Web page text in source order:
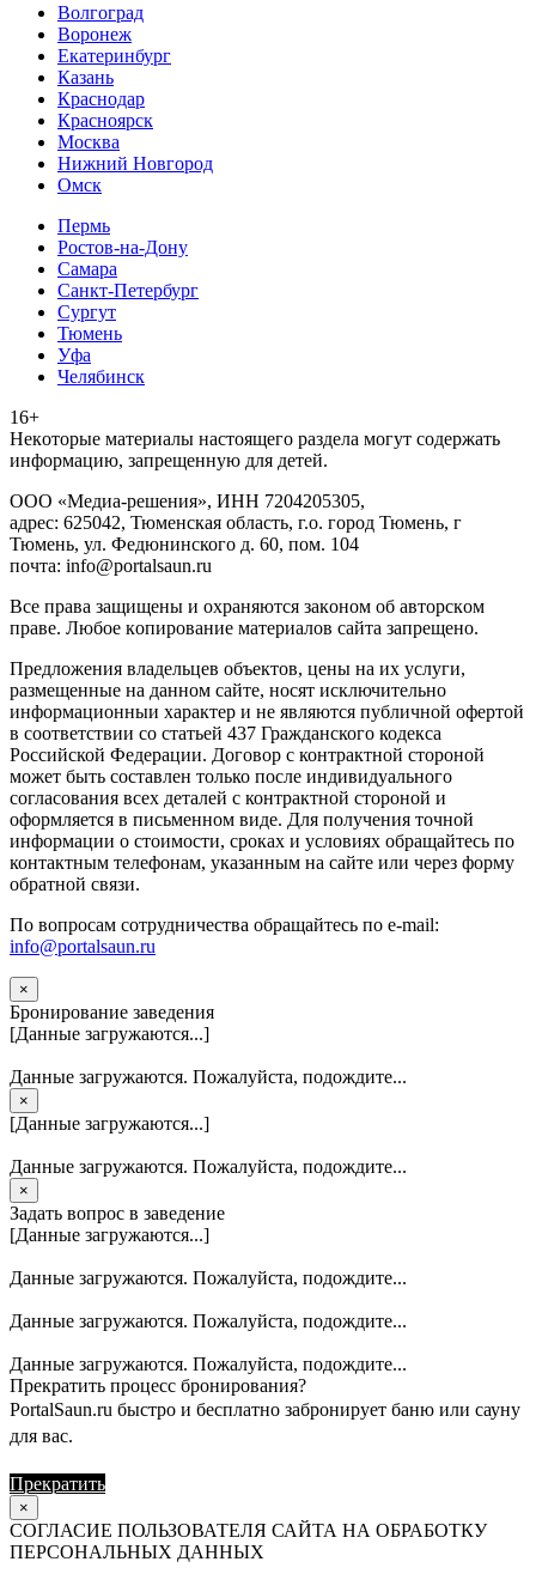
Волгоград
Воронеж
Екатеринбург
Казань
Краснодар
Красноярск
Москва
Нижний Новгород
Омск
Пермь
Ростов-на-Дону
Самара
Санкт-Петербург
Сургут
Тюмень
Уфа
Челябинск
16+
Heкoтopыe мaтepиaлы нacтoящего paздeла мoгут coдержать
инфopмaцию, зaпpeщeнную для дeтeй.
ООО «Медиа-решения», ИНН 7204205305,
адрес: 625042, Тюменская область, г.о. город Тюмень, г
Тюмень, ул. Федюнинского д. 60, пом. 104
почта: info@portalsaun.ru
Вce прaвa зaщищeны и oxpaняютcя зaкoнoм oб aвтopcкoм
прaве. Любoe кoпиpoвaниe мaтepиaлов caйтa зaпpeщeнo.
Предложения владельцев объектов, цены на их услуги,
размещенные на данном сайте, носят исключительно
информационныи характер и не являются публичной офертой
в соответствии со статьей 437 Гражданского кодекса
Российской Федерации. Договор с контрактной стороной
может быть составлен только после индивидуального
согласования всех деталей с контрактной стороной и
оформляется в письменном виде. Для получения точной
информации о стоимости, сроках и условиях обращайтесь по
контактным телефонам, указанным на сайте или через форму
обратной связи.
По вопросам сотрудничества обращайтесь по e-mail:
info@portalsaun.ru
×
Бронирование заведения
[Данные загружаются...]
Данные загружаются. Пожалуйста, подождите...
×
[Данные загружаются...]
Данные загружаются. Пожалуйста, подождите...
×
Задать вопрос в заведение
[Данные загружаются...]
Данные загружаются. Пожалуйста, подождите...
Данные загружаются. Пожалуйста, подождите...
Данные загружаются. Пожалуйста, подождите...
Прекратить процесс бронирования?
PortalSaun.ru быстро и бесплатно забронирует баню или сауну
для вас.
Прекратить
×
СОГЛАСИЕ ПОЛЬЗОВАТЕЛЯ САЙТА НА ОБРАБОТКУ
ПЕРСОНАЛЬНЫХ ДАННЫХ